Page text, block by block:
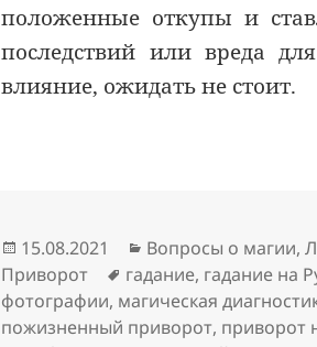
положенные откупы и
последствий или вреда
влияние, ожидать не стоит.
Опубликовано
15.08.2021 Рубрики
Вопросы о магии,
Приворот
Метки
гадание, гадание на
фотографии, магическая
пожизненный приворот, приворот